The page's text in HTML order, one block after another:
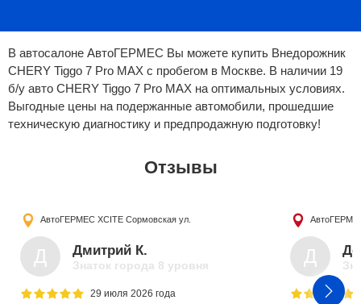
В автосалоне АвтоГЕРМЕС Вы можете купить Внедорожник
CHERY Tiggo 7 Pro MAX с пробегом в Москве. В наличии 19
б/у авто CHERY Tiggo 7 Pro MAX на оптимальных условиях.
Выгодные цены на подержанные автомобили, прошедшие
техническую диагностику и предпродажную подготовку!
Отзывы
АвтоГЕРМЕС XCITEСормовская ул.
Д Дмитрий К.
Знаток города 8 уровня
29 июля 2026 года
Д